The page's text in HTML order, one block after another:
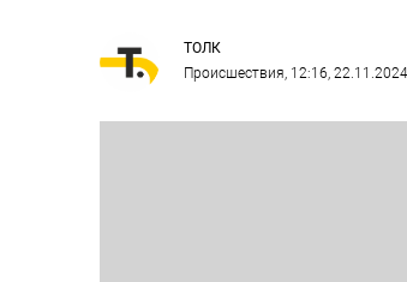
ТОЛК
Происшествия, 12:16, 22.11.2024